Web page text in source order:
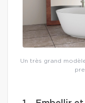
Un très grand